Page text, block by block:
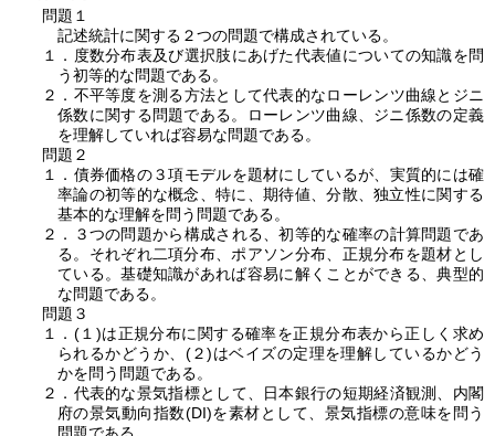
問題１
記述統計に関する２つの問題で構成されている。
１．度数分布表及び選択肢にあげた代表値についての知識を問
う初等的な問題である。
２．不平等度を測る方法として代表的なローレンツ曲線とジニ
係数に関する問題である。ローレンツ曲線、ジニ係数の定義
を理解していれば容易な問題である。
問題２
１．債券価格の３項モデルを題材にしているが、実質的には確
率論の初等的な概念、特に、期待値、分散、独立性に関する
基本的な理解を問う問題である。
２．３つの問題から構成される、初等的な確率の計算問題であ
る。それぞれ二項分布、ポアソン分布、正規分布を題材とし
ている。基礎知識があれば容易に解くことができる、典型的
な問題である。
問題３
１．(１)は正規分布に関する確率を正規分布表から正しく求め
られるかどうか、(２)はベイズの定理を理解しているかどう
かを問う問題である。
２．代表的な景気指標として、日本銀行の短期経済観測、内閣
府の景気動向指数(DI)を素材として、景気指標の意味を問う